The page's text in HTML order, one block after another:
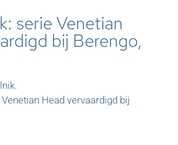
serie Venetian
bij Berengo,
Head vervaardigd bij